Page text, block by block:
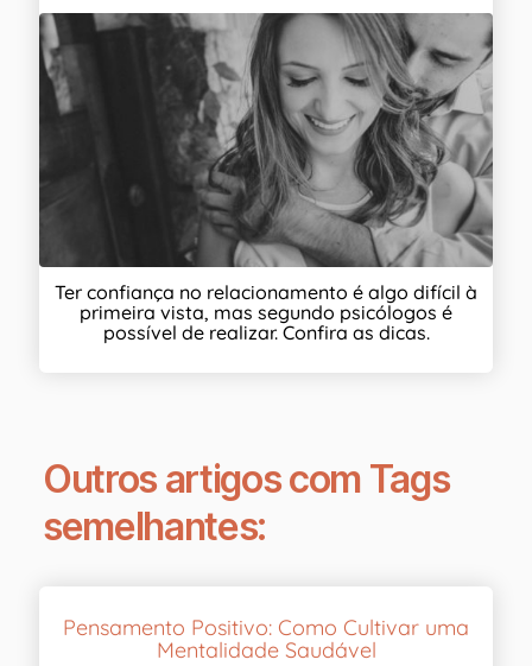
Ter confiança no relacionamento é algo difícil à
primeira vista, mas segundo psicólogos é
possível de realizar. Confira as dicas.
Outros artigos com Tags
semelhantes:
Pensamento Positivo: Como Cultivar uma
Mentalidade Saudável